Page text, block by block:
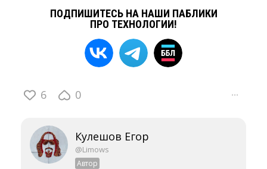
ПОДПИШИТЕСЬ НА НАШИ ПАБЛИКИ
ПРО ТЕХНОЛОГИИ!
6 0 ···
Кулешов Егор
@Limows
Автор